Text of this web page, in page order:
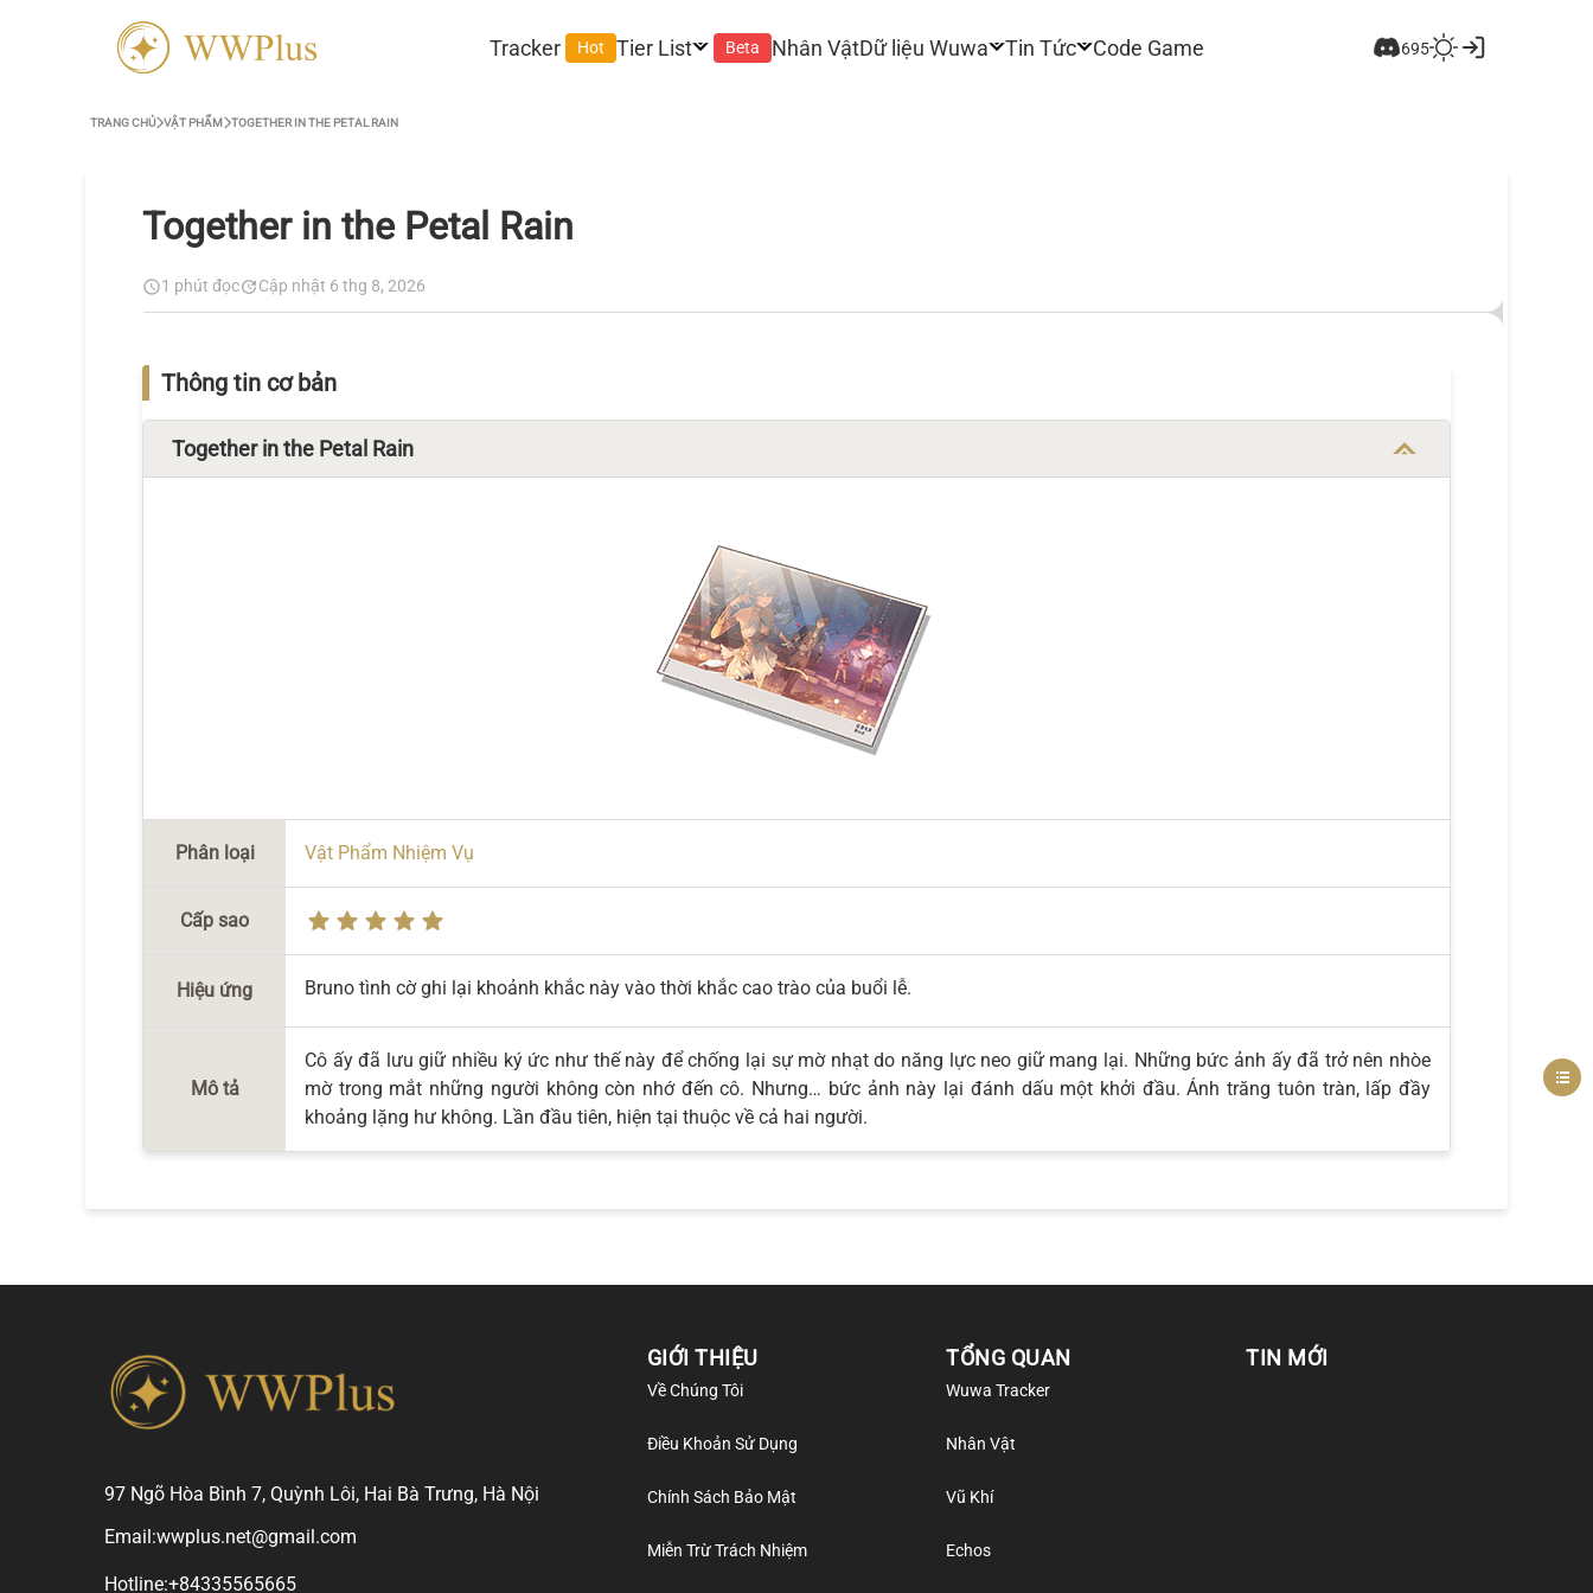
Tracker Hot Tier List Beta Nhân VậtDữ liệu Wuwa Tin Tức Code Game 695
TRANG CHỦ VẬT PHẨM TOGETHER IN THE PETAL RAIN
Together in the Petal Rain
1 phút đọc Cập nhật 6 thg 8, 2026
Thông tin cơ bản
Together in the Petal Rain
Phân loại Vật Phẩm Nhiệm Vụ
Cấp sao
Hiệu ứng Bruno tình cờ ghi lại khoảnh khắc này vào thời khắc cao trào của buổi lễ.
Mô tả
Cô ấy đã lưu giữ nhiều ký ức như thế này để chống lại sự mờ nhạt do năng lực neo giữ mang lại. Những bức ảnh ấy đã trở nên nhòe
mờ trong mắt những người không còn nhớ đến cô. Nhưng… bức ảnh này lại đánh dấu một khởi đầu. Ánh trăng tuôn tràn, lấp đầy
khoảng lặng hư không. Lần đầu tiên, hiện tại thuộc về cả hai người.
97 Ngõ Hòa Bình 7, Quỳnh Lôi, Hai Bà Trưng, Hà Nội
Email:wwplus.net@gmail.com
Hotline:+84335565665
GIỚI THIỆU
Về Chúng Tôi
Điều Khoản Sử Dụng
Chính Sách Bảo Mật
Miễn Trừ Trách Nhiệm
TỔNG QUAN
Wuwa Tracker
Nhân Vật
Vũ Khí
Echos
TIN MỚI